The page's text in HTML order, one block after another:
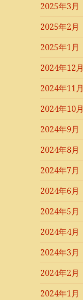
2025年3月
2025年2月
2025年1月
2024年12月
2024年11月
2024年10月
2024年9月
2024年8月
2024年7月
2024年6月
2024年5月
2024年4月
2024年3月
2024年2月
2024年1月